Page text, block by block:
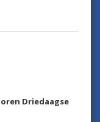
Driedaagse